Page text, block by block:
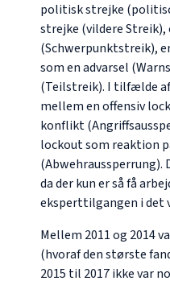
politisk strejke (
strejke (vildere Streik),
(Schwerpunktstreik),
som en advarsel (
(Teilstreik). I tilfælde
mellem en offensiv
konflikt (
lockout som reaktion
(Abwehraussperrung).
da der kun er så få
eksperttilgangen i
Mellem 2011 og 2014
(hvoraf den største
2015 til 2017 ikke var